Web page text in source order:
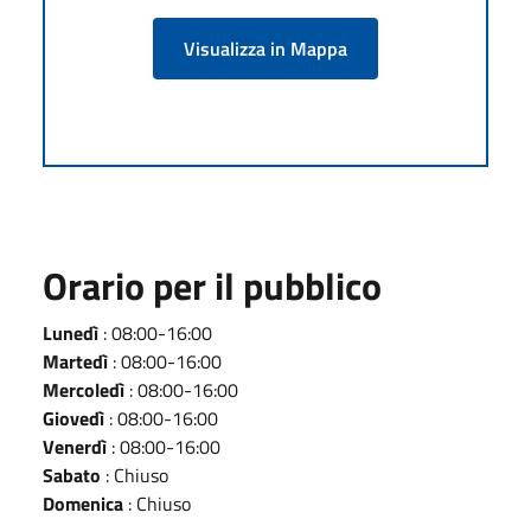
Visualizza in Mappa
Orario per il pubblico
Lunedì : 08:00-16:00
Martedì : 08:00-16:00
Mercoledì : 08:00-16:00
Giovedì : 08:00-16:00
Venerdì : 08:00-16:00
Sabato : Chiuso
Domenica : Chiuso